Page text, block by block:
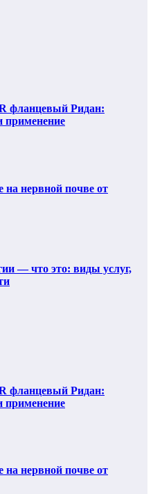
фланцевый Ридан:
применение
на нервной почве от
— что это: виды услуг,
фланцевый Ридан:
применение
на нервной почве от